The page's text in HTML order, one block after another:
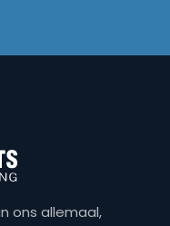
ons allemaal,